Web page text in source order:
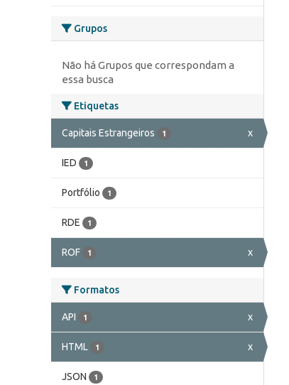
Grupos
Não há Grupos que correspondam a
essa busca
Etiquetas
Capitais Estrangeiros 1 x
IED 1
Portfólio 1
RDE 1
ROF 1 x
Formatos
API 1 x
HTML 1 x
JSON 1